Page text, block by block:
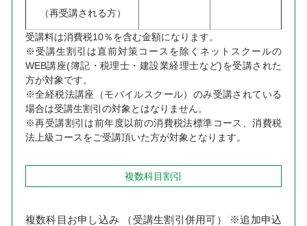
（再受講される方）
受講料は消費税10％を含む金額になります。
※受講生割引は直前対策コースを除くネットスクールの
WEB講座(簿記・税理士・建設業経理士など)を受講された
方が対象です。
※全経税法講座（モバイルスクール）のみ受講されている
場合は受講生割引の対象とはなりません。
※再受講割引は前年度以前の消費税法標準コース、消費税
法上級コースをご受講頂いた方が対象となります。
複数科目割引
複数科目お申し込み （受講生割引併用可）
※追加申込